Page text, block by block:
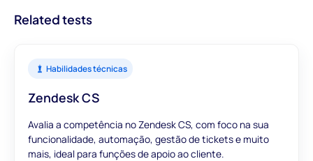
Related tests
Habilidades técnicas
Zendesk CS
Avalia a competência no Zendesk CS, com foco na sua
funcionalidade, automação, gestão de tickets e muito
mais, ideal para funções de apoio ao cliente.